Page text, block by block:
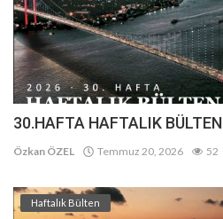
30.HAFTA HAFTALIK BÜLTEN
Özkan ÖZEL Temmuz 20, 2026 52
Haftalık Bülten